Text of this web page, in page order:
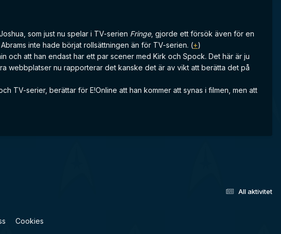
som just nu spelar i TV-serien Fringe, gjorde ett försök även för en
inte hade börjat rollsättningen än för TV-serien. (+)
och att han endast har ett par scener med Kirk och Spock. Det här är ju
webbplatser nu rapporterar det kanske det är av vikt att berätta det på
TV-serier, berättar för E!Online att han kommer att synas i filmen, men att
All aktivitet
Cookies